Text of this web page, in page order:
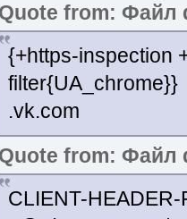
Quote from: Файл
{+https-inspection
filter{UA_chrome}}
.vk.com
Quote from: Файл
CLIENT-